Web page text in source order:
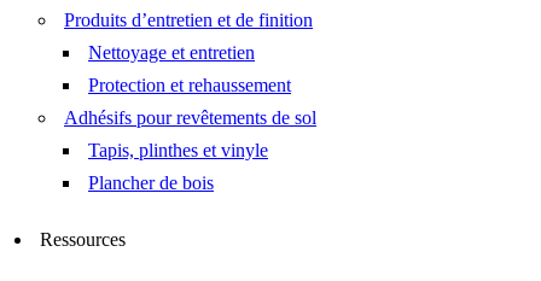
Produits d’entretien et de finition
Nettoyage et entretien
Protection et rehaussement
Adhésifs pour revêtements de sol
Tapis, plinthes et vinyle
Plancher de bois
Ressources